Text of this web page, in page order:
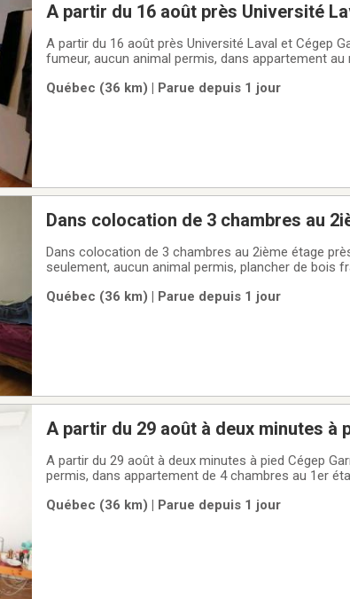
A partir du 16 août près Université
seulement, immeuble non fumeur,
A partir du 16 août près Université Laval et Cégep
fumeur, aucun animal permis, dans appartement
non-meublé ou meublé + 10.$/mois,
Québec (36 km) | Parue depuis 1 jour
Dans colocation de 3 chambres au
Dans colocation de 3 chambres au 2ième étage
seulement, aucun animal permis, plancher de bois
appelez nous pour une visite, visite
Québec (36 km) | Parue depuis 1 jour
A partir du 29 août à deux minutes à
fumeur(euse), aucun animal permis,
A partir du 29 août à deux minutes à pied Cégep
permis, dans appartement de 4 chambres au 1er
wifi illimité, grande fenêtre,
Québec (36 km) | Parue depuis 1 jour